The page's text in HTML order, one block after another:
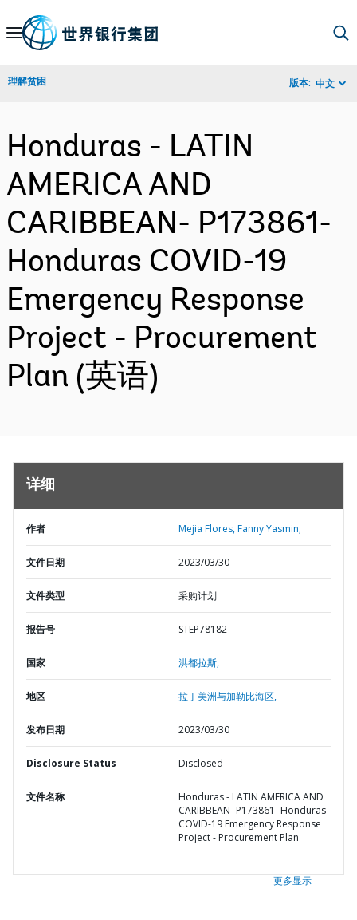
Skip
Navigation
理解贫困 版本: 中文
Honduras - LATIN
AMERICA AND
CARIBBEAN- P173861-
Honduras COVID-19
Emergency Response
Project - Procurement
Plan (英语)
详细
作者 Mejia Flores, Fanny Yasmin;
文件日期 2023/03/30
文件类型 采购计划
报告号 STEP78182
国家 洪都拉斯,
地区 拉丁美洲与加勒比海区,
发布日期 2023/03/30
Disclosure Status Disclosed
文件名称
Honduras - LATIN AMERICA AND
CARIBBEAN- P173861- Honduras
COVID-19 Emergency Response
Project - Procurement Plan
更多显示